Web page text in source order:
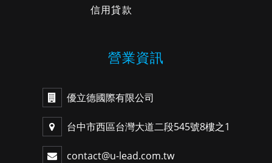
信用貸款
營業資訊
優立德國際有限公司
台中市西區台灣大道二段545號8樓之1
contact@u-lead.com.tw